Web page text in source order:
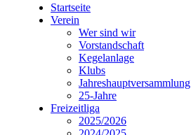
Startseite
Verein
Wer sind wir
Vorstandschaft
Kegelanlage
Klubs
Jahreshauptversammlung
25-Jahre
Freizeitliga
2025/2026